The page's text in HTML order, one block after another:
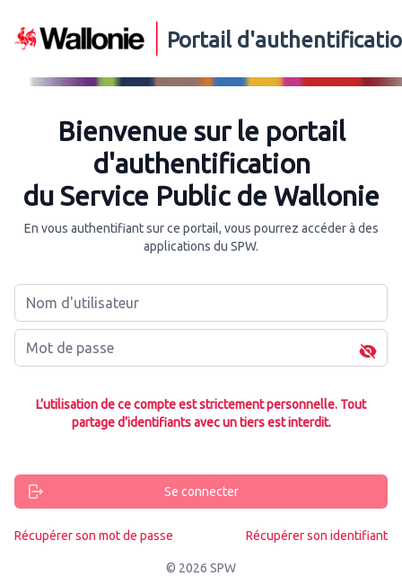
Portail
Bienvenue sur le portail
d'authentification
du Service Public de Wallonie
En vous authentifiant sur ce portail, vous pourrez accéder à des
applications du SPW.
Nom d'utilisateur
Mot de passe
L’utilisation de ce compte est strictement personnelle. Tout
partage d’identifiants avec un tiers est interdit.
Se connecter
Récupérer son mot de passe Récupérer son identifiant
© 2026 SPW